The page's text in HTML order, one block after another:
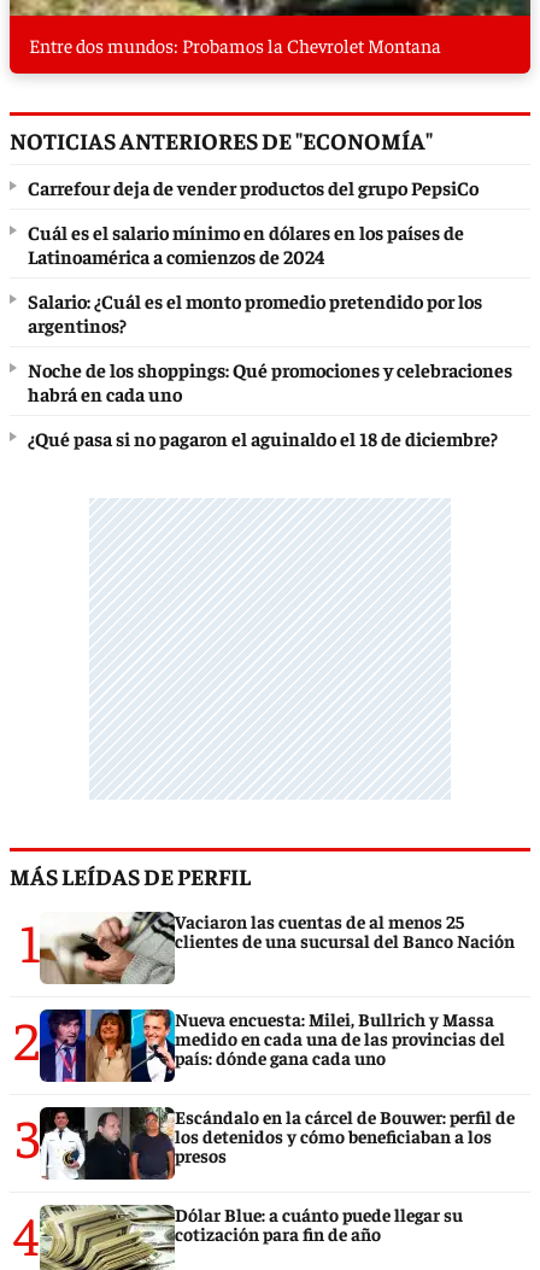
Entre dos mundos: Probamos la Chevrolet Montana
NOTICIAS ANTERIORES DE "ECONOMÍA"
Carrefour deja de vender productos del grupo PepsiCo
Cuál es el salario mínimo en dólares en los países de
Latinoamérica a comienzos de 2024
Salario: ¿Cuál es el monto promedio pretendido por los
argentinos?
Noche de los shoppings: Qué promociones y celebraciones
habrá en cada uno
¿Qué pasa si no pagaron el aguinaldo el 18 de diciembre?
MÁS LEÍDAS DE PERFIL
1
Vaciaron las cuentas de al menos 25
clientes de una sucursal del Banco Nación
2
Nueva encuesta: Milei, Bullrich y Massa
medido en cada una de las provincias del
país: dónde gana cada uno
3
Escándalo en la cárcel de Bouwer: perfil de
los detenidos y cómo beneficiaban a los
presos
4
Dólar Blue: a cuánto puede llegar su
cotización para fin de año